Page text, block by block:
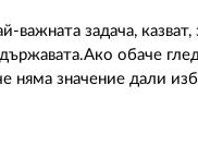
важната задача,
обаче
няма значение дали